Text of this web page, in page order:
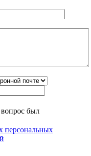
был
персональных